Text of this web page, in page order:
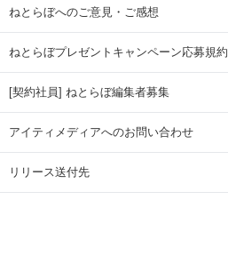
ねとらぼへのご意見・ご感想
ねとらぼプレゼントキャンペーン応募規約
[契約社員] ねとらぼ編集者募集
アイティメディアへのお問い合わせ
リリース送付先